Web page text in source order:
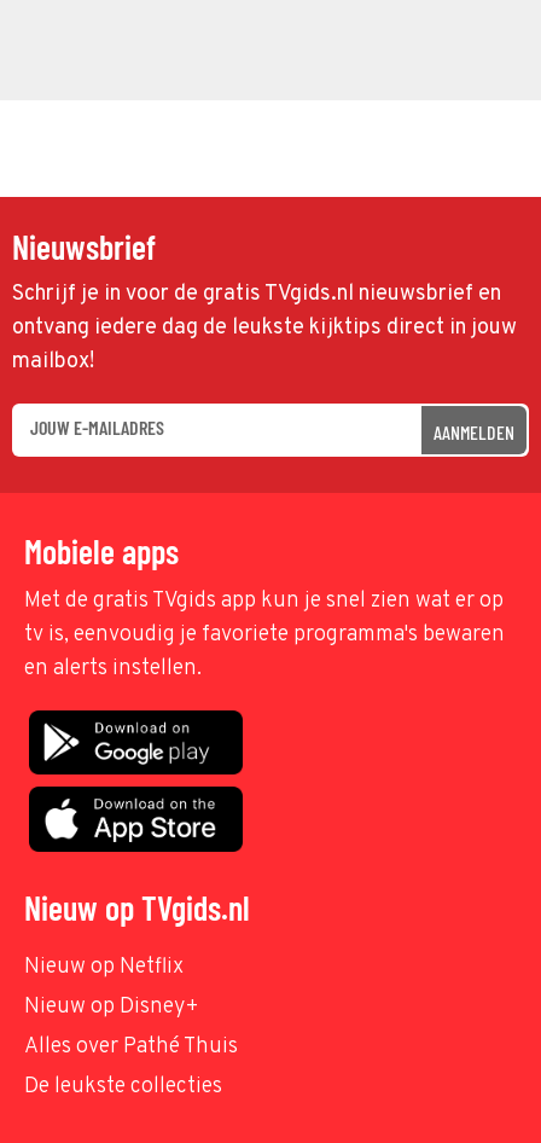
Nieuwsbrief
Schrijf je in voor de gratis TVgids.nl nieuwsbrief en
ontvang iedere dag de leukste kijktips direct in jouw
mailbox!
AANMELDEN
Mobiele apps
Met de gratis TVgids app kun je snel zien wat er op
tv is, eenvoudig je favoriete programma's bewaren
en alerts instellen.
Nieuw op TVgids.nl
Nieuw op Netflix
Nieuw op Disney+
Alles over Pathé Thuis
De leukste collecties